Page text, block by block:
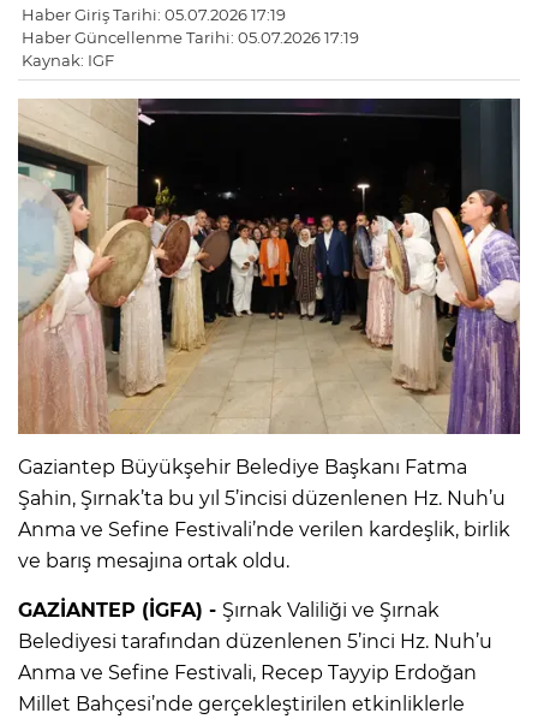
Haber Giriş Tarihi: 05.07.2026 17:19
Haber Güncellenme Tarihi: 05.07.2026 17:19
Kaynak: IGF
Gaziantep Büyükşehir Belediye Başkanı Fatma
Şahin, Şırnak’ta bu yıl 5’incisi düzenlenen Hz. Nuh’u
Anma ve Sefine Festivali’nde verilen kardeşlik, birlik
ve barış mesajına ortak oldu.
GAZİANTEP (İGFA) - Şırnak Valiliği ve Şırnak
Belediyesi tarafından düzenlenen 5’inci Hz. Nuh’u
Anma ve Sefine Festivali, Recep Tayyip Erdoğan
Millet Bahçesi’nde gerçekleştirilen etkinliklerle